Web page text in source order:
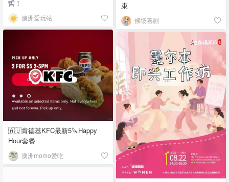
哲！
澳洲爱玩站
束
候场喜剧
🇦🇺肯德基KFC最新5🔪Happy
Hour套餐
澳洲momo爱吃